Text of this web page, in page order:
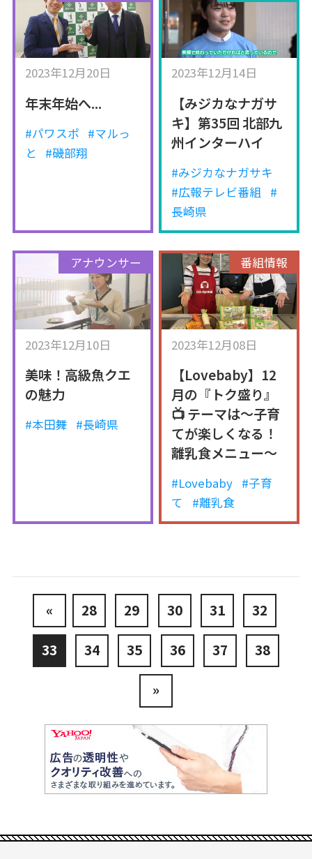
2023年12月20日
年末年始へ...
#パワスポ #マルっ
と
#磯部翔
2023年12月14日
【みジカなナガサ
キ】第35回 北部九
州インターハイ
#みジカなナガサキ
#広報テレビ番組
#
長崎県
2023年12月10日
美味！高級魚クエ
の魅力
#本田舞 #長崎県
アナウンサー
2023年12月08日
【Lovebaby】12
月の『トク盛り』
📺 テーマは～子育
てが楽しくなる！
離乳食メニュー～
#Lovebaby #子育
て
#離乳食
番組情報
« 28 29 30 31 32
33 34 35 36 37 38
»